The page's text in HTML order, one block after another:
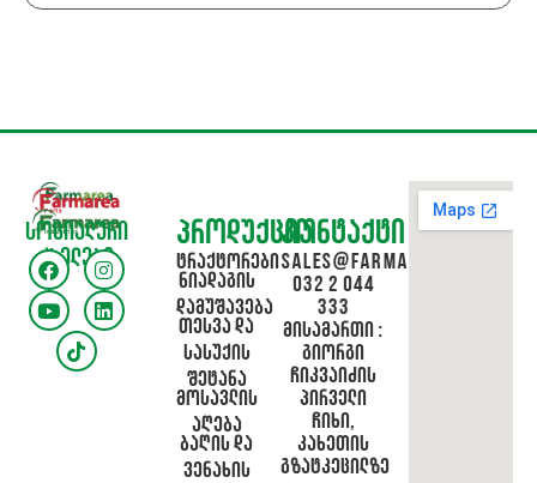
სოციალური
ქსელები
პროდუქცია
ტრაქტორები
ნიადაგის
დამუშავება
თესვა და
სასუქის
შეტანა
მოსავლის
აღება
ბაღის და
ვენახის
კონტაქტი
sales@farmarea.ge
032 2 044
333
მისამართი :
გიორგი
ჩიკვაიძის
პირველი
ჩიხი,
კახეთის
გზატკეცილზე